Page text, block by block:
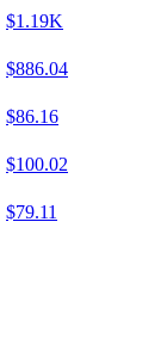
$1.19K
$886.04
$86.16
$100.02
$79.11